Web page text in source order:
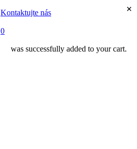
Kontaktujte nás
0
was successfully added to your cart.
×